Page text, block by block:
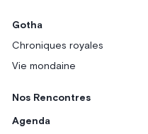
Gotha
Chroniques royales
Vie mondaine
Nos Rencontres
Agenda